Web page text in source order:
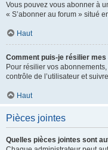
Vous pouvez vous abonner à
« S’abonner au forum » situé
Haut
Comment puis-je résilier mes
Pour résilier vos
contrôle de l’utilisateur et
Haut
Pièces jointes
Quelles pièces jointes sont